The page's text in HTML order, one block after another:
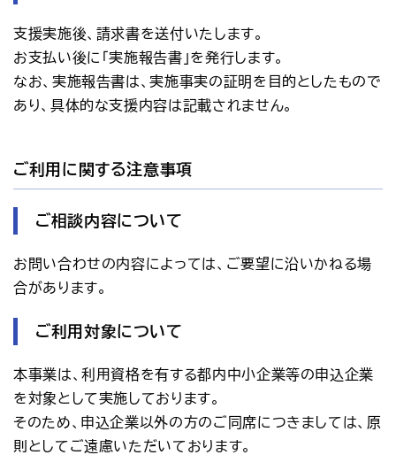
支援実施後、請求書を送付いたします。
お支払い後に「実施報告書」を発行します。
なお、実施報告書は、実施事実の証明を目的としたもので
あり、具体的な支援内容は記載されません。
ご利用に関する注意事項
ご相談内容について
お問い合わせの内容によっては、ご要望に沿いかねる場
合があります。
ご利用対象について
本事業は、利用資格を有する都内中小企業等の申込企業
を対象として実施しております。
そのため、申込企業以外の方のご同席につきましては、原
則としてご遠慮いただいております。